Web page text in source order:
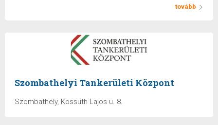
tovább
Szombathelyi Tankerületi Központ
Szombathely, Kossuth Lajos u. 8.